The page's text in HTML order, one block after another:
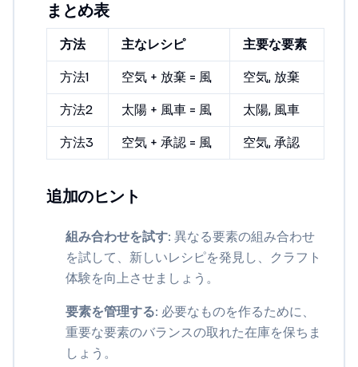
まとめ表
方法 主なレシピ 主要な要素
方法1 空気 + 放棄 = 風 空気, 放棄
方法2 太陽 + 風車 = 風 太陽, 風車
方法3 空気 + 承認 = 風 空気, 承認
追加のヒント
組み合わせを試す: 異なる要素の組み合わせ
を試して、新しいレシピを発見し、クラフト
体験を向上させましょう。
要素を管理する: 必要なものを作るために、
重要な要素のバランスの取れた在庫を保ちま
しょう。